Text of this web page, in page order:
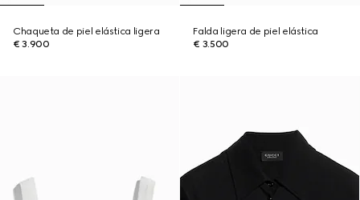
Chaqueta de piel elástica ligera
€ 3.900
Falda ligera de piel elástica
€ 3.500